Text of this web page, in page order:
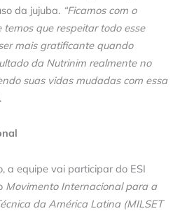
da jujuba. “Ficamos com o
que respeitar todo esse
mais gratificante quando
da Nutrinim realmente no
suas vidas mudadas com essa
a equipe vai participar do ESI
Movimento Internacional para a
da América Latina (MILSET